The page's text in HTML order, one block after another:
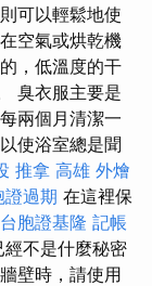
可以輕鬆地使
空氣或烘乾機
，低溫度的干
臭衣服主要是
兩個月清潔一
使浴室總是聞
推拿 高雄 外燴
證過期 在這裡保
台胞證基隆 記帳
不是什麼秘密
壁時，請使用